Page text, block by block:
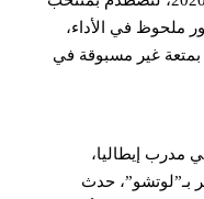
في الأداء،
مسبوقة في
حدث